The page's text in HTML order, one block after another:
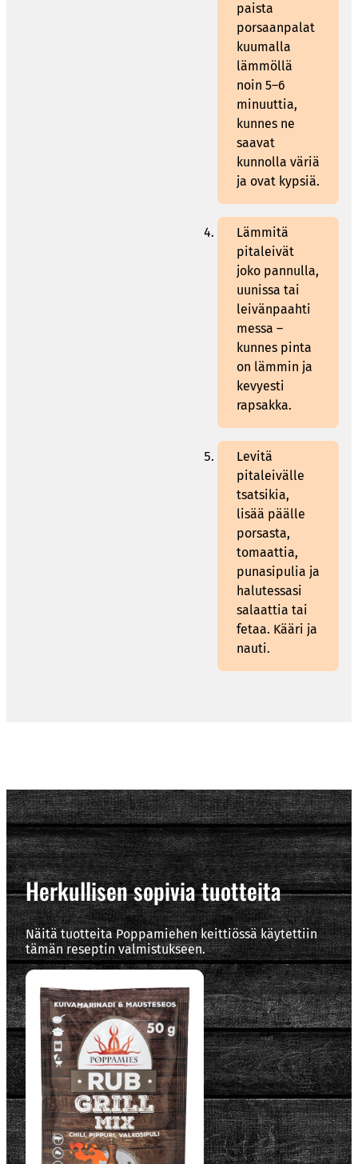
paista
porsaanpalat
kuumalla
lämmöllä
noin 5–6
minuuttia,
kunnes ne
saavat
kunnolla väriä
ja ovat kypsiä.
Lämmitä
pitaleivät
joko pannulla,
uunissa tai
leivänpaahti
messa –
kunnes pinta
on lämmin ja
kevyesti
rapsakka.
Levitä
pitaleivälle
tsatsikia,
lisää päälle
porsasta,
tomaattia,
punasipulia ja
halutessasi
salaattia tai
fetaa. Kääri ja
nauti.
Herkullisen sopivia tuotteita
Näitä tuotteita Poppamiehen keittiössä käytettiin
tämän reseptin valmistukseen.